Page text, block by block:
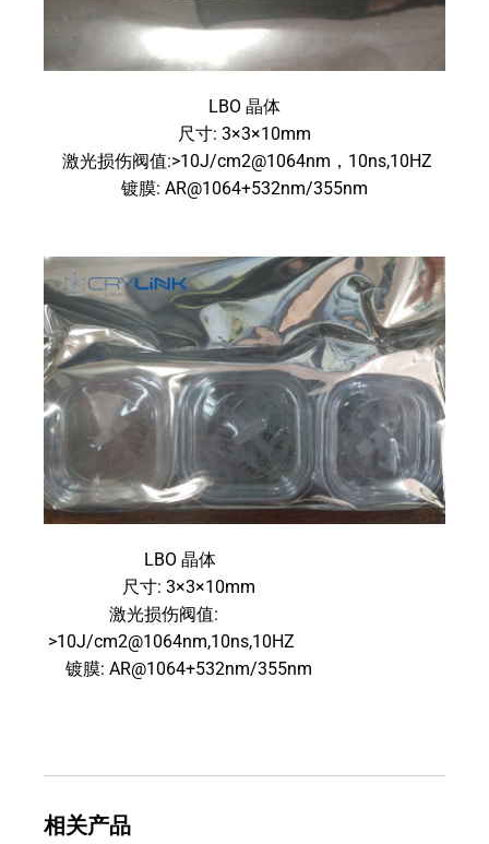
LBO 晶体
尺寸: 3×3×10mm
激光损伤阀值:>10J/cm2@1064nm，10ns,10HZ
镀膜: AR@1064+532nm/355nm
LBO 晶体
尺寸: 3×3×10mm
激光损伤阀值:
>10J/cm2@1064nm,10ns,10HZ
镀膜: AR@1064+532nm/355nm
相关产品